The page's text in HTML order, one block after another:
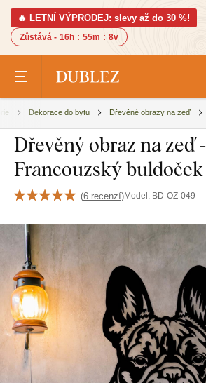
🔥 LETNÍ VÝPRODEJ: slevy až do 30 %!
Zůstává - 16h : 55m : 7v
Dekorace do bytu Dřevěné obrazy na zeď
Dřevěný obraz na zeď -
Francouzský buldoček
(6 recenzí)Model: BD-OZ-049